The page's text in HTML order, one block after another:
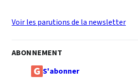
Voir les parutions de la newsletter
ABONNEMENT
S'abonner